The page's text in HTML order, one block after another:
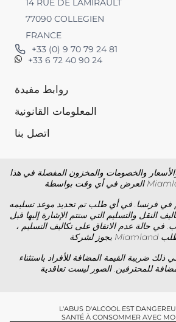
77090 COLLEGIEN
FRANCE
+33 (0) 9 70 79 24 81
+33 6 72 40 90 24
روابط مفيدة
المعلومات القانونية
اتصل بنا
والخصومات والمخزون المفصلة في هذا
في فرنسا. في أي طلب تم تحديد موعد تسليمه
النقل والتسليم التي ستتم الإشارة إليها قبل
في حالة عدم الاتفاق على تكاليف التسليم ،
ضريبة القيمة المضافة للأفراد باستثناء
L'ABUS D'ALCOOL EST
SANTÉ À CONSOMMER AVEC